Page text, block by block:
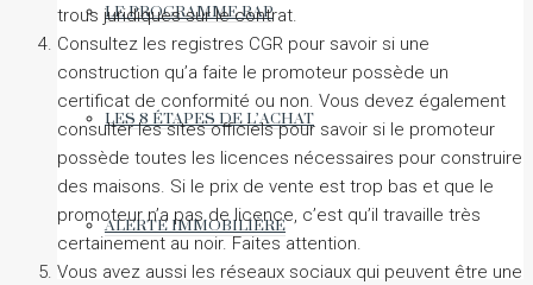
LE PROGRAMME RAP
LES 8 ÉTAPES DE L’ACHAT
ALERTE IMMOBILIÈRE
trous juridiques sur le contrat.
Consultez les registres CGR pour savoir si une
construction qu’a faite le promoteur possède un
certificat de conformité ou non. Vous devez également
consulter les sites officiels pour savoir si le promoteur
possède toutes les licences nécessaires pour construire
des maisons. Si le prix de vente est trop bas et que le
promoteur n’a pas de licence, c’est qu’il travaille très
certainement au noir. Faites attention.
Vous avez aussi les réseaux sociaux qui peuvent être une